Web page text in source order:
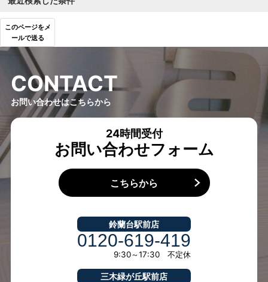
このページをメ
ールで送る
CONTACT
お問い合わせはこちらから
24時間受付
お問い合わせフォーム
こちらから
鈴蘭台駅前店
0120-619-419
9:30～17:30 不定休
三木緑が丘駅前店